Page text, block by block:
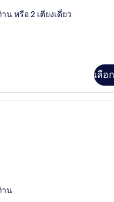
น หรือ 2 เตียงเดี่ยว
เลือ
ห้องดีไซน์สวีท |
าน